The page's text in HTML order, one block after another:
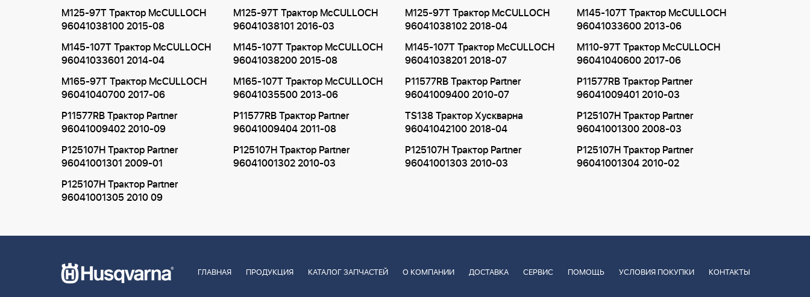
M125-97T Трактор McCULLOCH
96041038100 2015-08
M125-97T Трактор McCULLOCH
96041038101 2016-03
M125-97T Трактор McCULLOCH
96041038102 2018-04
M145-107T Трактор McCULLOCH
96041033600 2013-06
M145-107T Трактор McCULLOCH
96041033601 2014-04
M145-107T Трактор McCULLOCH
96041038200 2015-08
M145-107T Трактор McCULLOCH
96041038201 2018-07
M110-97T Трактор McCULLOCH
96041040600 2017-06
M165-97T Трактор McCULLOCH
96041040700 2017-06
M165-107T Трактор McCULLOCH
96041035500 2013-06
P11577RB Трактор Partner
96041009400 2010-07
P11577RB Трактор Partner
96041009401 2010-03
P11577RB Трактор Partner
96041009402 2010-09
P11577RB Трактор Partner
96041009404 2011-08
TS138 Трактор Хускварна
96041042100 2018-04
P125107H Трактор Partner
96041001300 2008-03
P125107H Трактор Partner
96041001301 2009-01
P125107H Трактор Partner
96041001302 2010-03
P125107H Трактор Partner
96041001303 2010-03
P125107H Трактор Partner
96041001304 2010-02
P125107H Трактор Partner
96041001305 2010 09
ГЛАВНАЯ ПРОДУКЦИЯ КАТАЛОГ ЗАПЧАСТЕЙ О КОМПАНИИ ДОСТАВКА СЕРВИС ПОМОЩЬ УСЛОВИЯ ПОКУПКИ КОНТАКТЫ